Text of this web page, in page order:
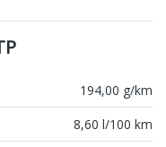
194,00 g/km
8,60 l/100 km